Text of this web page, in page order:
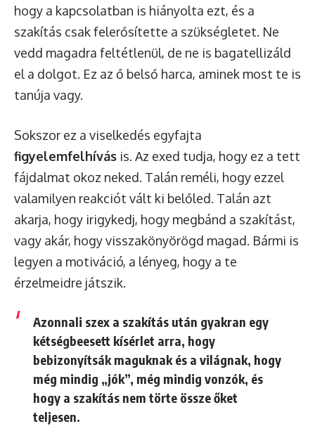
hogy a kapcsolatban is hiányolta ezt, és a
szakítás csak felerősítette a szükségletet. Ne
vedd magadra feltétlenül, de ne is bagatellizáld
el a dolgot. Ez az ő belső harca, aminek most te is
tanúja vagy.
Sokszor ez a viselkedés egyfajta
figyelemfelhívás is. Az exed tudja, hogy ez a tett
fájdalmat okoz neked. Talán reméli, hogy ezzel
valamilyen reakciót vált ki belőled. Talán azt
akarja, hogy irigykedj, hogy megbánd a szakítást,
vagy akár, hogy visszakönyörögd magad. Bármi is
legyen a motiváció, a lényeg, hogy a te
érzelmeidre játszik.
Azonnali szex a szakítás után gyakran egy
kétségbeesett kísérlet arra, hogy
bebizonyítsák maguknak és a világnak, hogy
még mindig „jók”, még mindig vonzók, és
hogy a szakítás nem törte össze őket
teljesen.